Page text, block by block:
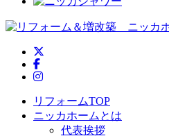
ニッカホーム公式Facebook
ニッカホーム公式Instagram
リフォームTOP
ニッカホームとは
代表挨拶